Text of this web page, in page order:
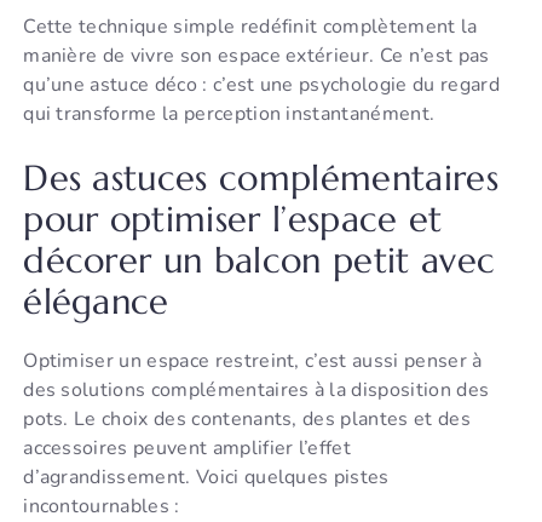
Cette technique simple redéfinit complètement la
manière de vivre son espace extérieur. Ce n’est pas
qu’une astuce déco : c’est une psychologie du regard
qui transforme la perception instantanément.
Des astuces complémentaires
pour optimiser l’espace et
décorer un balcon petit avec
élégance
Optimiser un espace restreint, c’est aussi penser à
des solutions complémentaires à la disposition des
pots. Le choix des contenants, des plantes et des
accessoires peuvent amplifier l’effet
d’agrandissement. Voici quelques pistes
incontournables :